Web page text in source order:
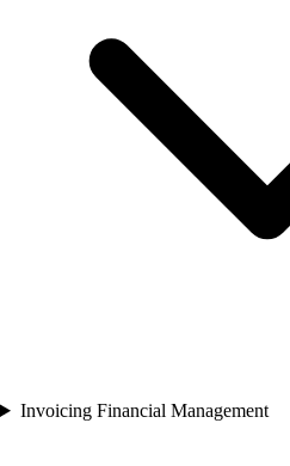
Invoicing Financial Management